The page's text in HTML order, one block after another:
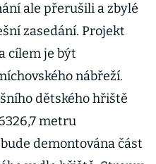
ale přerušili a zbylé
zasedání. Projekt
cílem je být
nábřeží.
dětského hřiště
metru
demontována část